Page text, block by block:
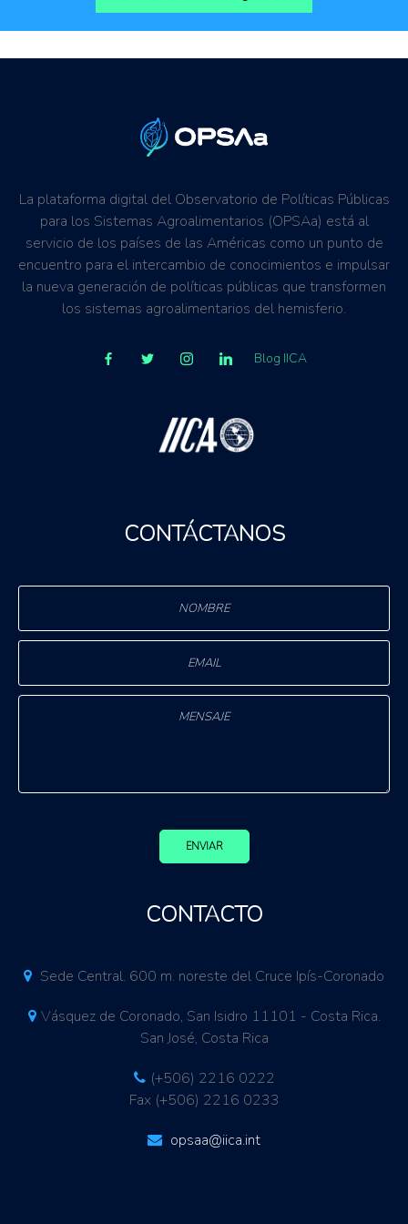
La plataforma digital del Observatorio de Políticas Públicas
para los Sistemas Agroalimentarios (OPSAa) está al
servicio de los países de las Américas como un punto de
encuentro para el intercambio de conocimientos e impulsar
la nueva generación de políticas públicas que transformen
los sistemas agroalimentarios del hemisferio.
Blog IICA
CONTÁCTANOS
ENVIAR
CONTACTO
Sede Central. 600 m. noreste del Cruce Ipís-Coronado
Vásquez de Coronado, San Isidro 11101 - Costa Rica.
San José, Costa Rica
(+506) 2216 0222
Fax (+506) 2216 0233
opsaa@iica.int